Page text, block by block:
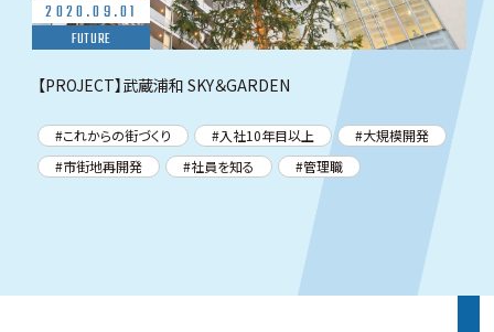
2020.09.01
FUTURE
【PROJECT】武蔵浦和 SKY＆GARDEN
これからの街づくり 入社10年目以上
大規模開発
市街地再開発
社員を知る
管理職